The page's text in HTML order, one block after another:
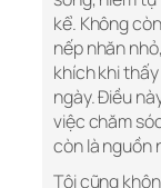
kể. Không
nếp nhăn
khích khi
ngày. Điều
việc chăm
còn là nguồn
Tôi cũng